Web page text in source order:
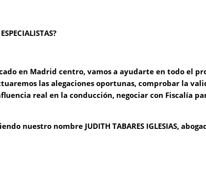
en Madrid centro, vamos a ayudarte en todo el
las alegaciones oportunas, comprobar la
real en la conducción, negociar con Fiscalía
nuestro nombre JUDITH TABARES IGLESIAS,